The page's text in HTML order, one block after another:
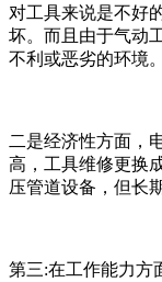
对工具来说是不好
坏。而且由于气动
不利或恶劣的环境。
二是经济性方面，
高，工具维修更换
压管道设备，但长
第三:在工作能力方